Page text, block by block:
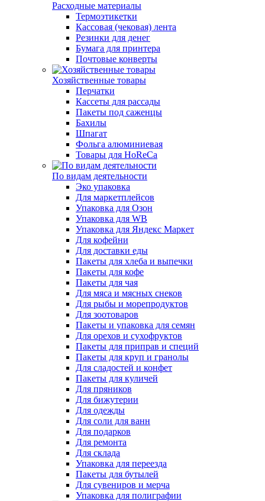
Расходные материалы
Термоэтикетки
Кассовая (чековая) лента
Резинки для денег
Бумага для принтера
Почтовые конверты
Хозяйственные товары
Перчатки
Кассеты для рассады
Пакеты под саженцы
Бахилы
Шпагат
Фольга алюминиевая
Товары для HoReCa
По видам деятельности
Эко упаковка
Для маркетплейсов
Упаковка для Озон
Упаковка для WB
Упаковка для Яндекс Маркет
Для кофейни
Для доставки еды
Пакеты для хлеба и выпечки
Пакеты для кофе
Пакеты для чая
Для мяса и мясных снеков
Для рыбы и морепродуктов
Для зоотоваров
Пакеты и упаковка для семян
Для орехов и сухофруктов
Пакеты для приправ и специй
Пакеты для круп и гранолы
Для сладостей и конфет
Пакеты для куличей
Для пряников
Для бижутерии
Для одежды
Для соли для ванн
Для подарков
Для ремонта
Для склада
Упаковка для переезда
Пакеты для бутылей
Для сувениров и мерча
Упаковка для полиграфии